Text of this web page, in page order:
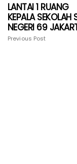
LANTAI 1 RUANG
KEPALA SEKOLAH
NEGERI 69
Previous Post